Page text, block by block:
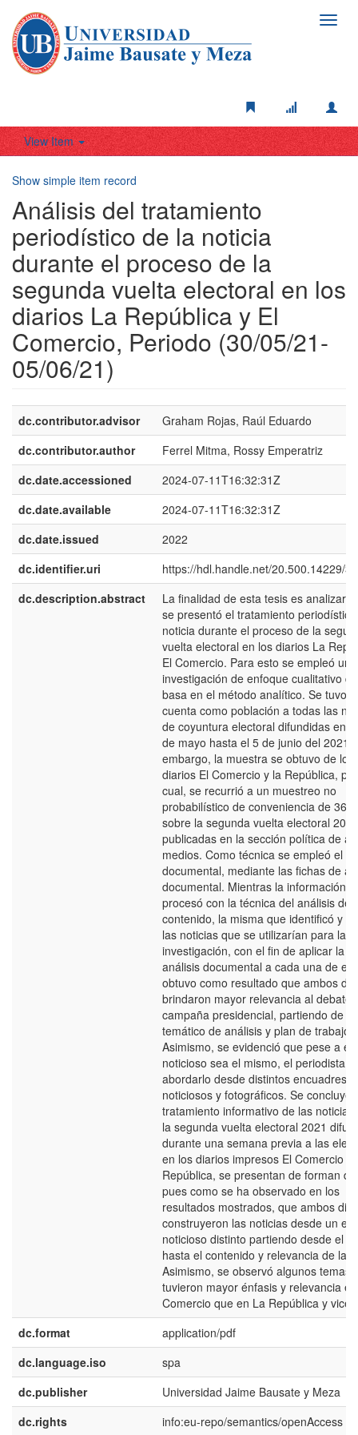
View Item
Show simple item record
Análisis del tratamiento
periodístico de la noticia
durante el proceso de la
segunda vuelta electoral en los
diarios La República y El
Comercio, Periodo (30/05/21-
05/06/21)
dc.contributor.advisor
Graham Rojas, Raúl Eduardo
dc.contributor.author
Ferrel Mitma, Rossy Emperatriz
dc.date.accessioned
2024-07-11T16:32:31Z
dc.date.available
2024-07-11T16:32:31Z
dc.date.issued
2022
dc.identifier.uri
https://hdl.handle.net/20.500.14229/
dc.description.abstract
La finalidad de esta tesis es analizar
se presentó el tratamiento
noticia durante el proceso de la
vuelta electoral en los diarios La
El Comercio. Para esto se empleó una
investigación de enfoque cualitativo
basa en el método analítico. Se tuvo
cuenta como población a todas las
de coyuntura electoral difundidas
de mayo hasta el 5 de junio del 2021.
embargo, la muestra se obtuvo de los
diarios El Comercio y la República,
cual, se recurrió a un muestreo no
probabilístico de conveniencia de 36
sobre la segunda vuelta electoral 2021
publicadas en la sección política de
medios. Como técnica se empleó el
documental, mediante las fichas de
documental. Mientras la información
procesó con la técnica del análisis de
contenido, la misma que identificó y
las noticias que se utilizarían para la
investigación, con el fin de aplicar la
análisis documental a cada una de
obtuvo como resultado que ambos
brindaron mayor relevancia al debate
campaña presidencial, partiendo de
temático de análisis y plan de trabajo.
Asimismo, se evidenció que pese a el
noticioso sea el mismo, el periodista
abordarlo desde distintos encuadres
noticiosos y fotográficos. Se concluye
tratamiento informativo de las noticias
la segunda vuelta electoral 2021
durante una semana previa a las
en los diarios impresos El Comercio y
República, se presentan de forman
pues como se ha observado en los
resultados mostrados, que ambos
construyeron las noticias desde un
noticioso distinto partiendo desde el
hasta el contenido y relevancia de la
Asimismo, se observó algunos temas
tuvieron mayor énfasis y relevancia
Comercio que en La República y
dc.format
application/pdf
dc.language.iso
spa
dc.publisher
Universidad Jaime Bausate y Meza
dc.rights
info:eu-repo/semantics/openAccess